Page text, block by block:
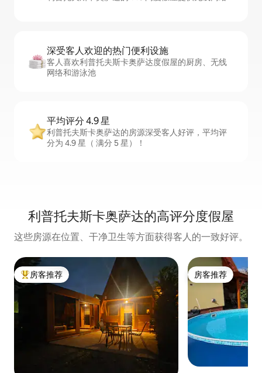
深受客人欢迎的热门便利设施
客人喜欢利普托夫斯卡奥萨达度假屋的厨房、无线
网络和游泳池
平均评分 4.9 星
利普托夫斯卡奥萨达的房源深受客人好评，平均评
分为 4.9 星（ 满分 5 星）！
利普托夫斯卡奥萨达的高评分度假屋
这些房源在位置、干净卫生等方面获得客人的一致好评。
热门「房客推荐」
房客推荐 房客推荐
房客推荐